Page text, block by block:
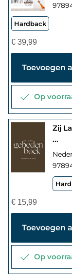
Hardback
€39,99
Toevoegen
Op
Zij
...
€15,99
Toevoegen
Op